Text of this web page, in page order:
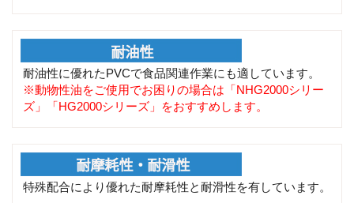
耐油性に優れたPVCで食品関連作業にも適しています。
※動物性油をご使用でお困りの場合は「NHG2000シリー
ズ」「HG2000シリーズ」をおすすめします。
特殊配合により優れた耐摩耗性と耐滑性を有しています。